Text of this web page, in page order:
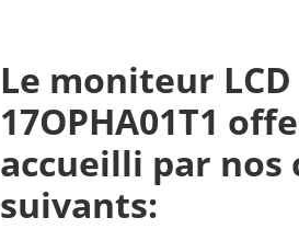
Le moniteur
17OPHA01T1
accueilli par nos
suivants: